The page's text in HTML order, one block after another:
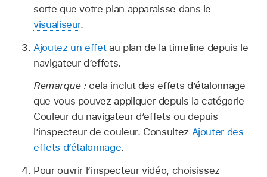
sorte que votre plan apparaisse dans le
visualiseur.
Ajoutez un effetau plan de la timeline depuis le
navigateur d’effets.
Remarque : cela inclut des effets d’étalonnage
que vous pouvez appliquer depuis la catégorie
Couleur du navigateur d’effets ou depuis
l’inspecteur de couleur. Consultez Ajouter des
effets d’étalonnage.
Pour ouvrir l’inspecteur vidéo, choisissez